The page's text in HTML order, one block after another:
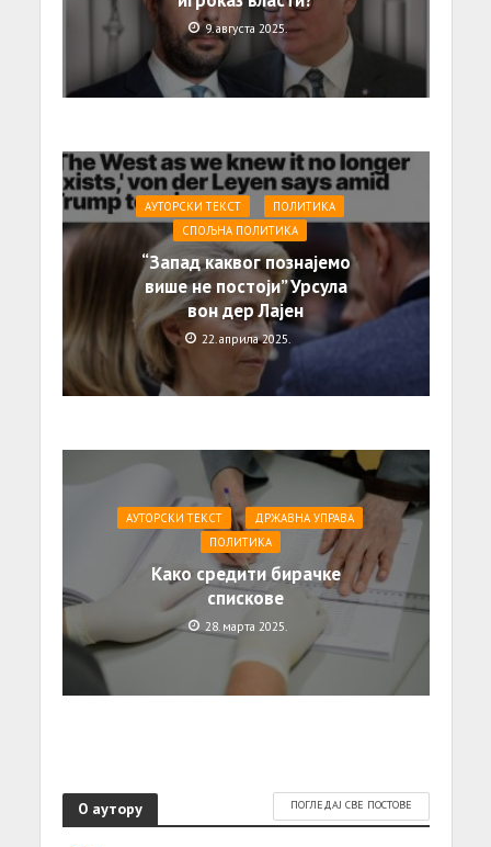
9. августа 2025.
АУТОРСКИ ТЕКСТ
ПОЛИТИКА
СПОЉНА ПОЛИТИКА
“Запад каквог познајемо
више не постоји” Урсула
вон дер Лајен
22. априла 2025.
АУТОРСКИ ТЕКСТ
ДРЖАВНА УПРАВА
ПОЛИТИКА
Како средити бирачке
спискове
28. марта 2025.
О аутору ПОГЛЕДАЈ СВЕ ПОСТОВЕ